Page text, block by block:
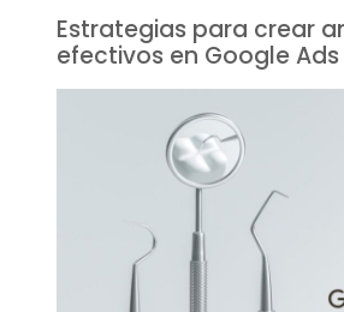
Estrategias para crear
efectivos en Google Ads